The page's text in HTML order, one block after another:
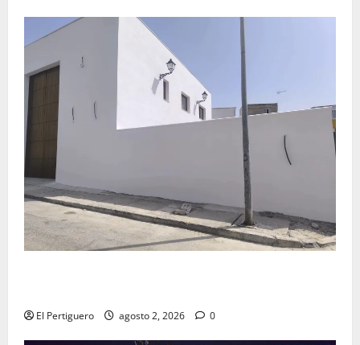
El Pertiguero agosto 2, 2026 0